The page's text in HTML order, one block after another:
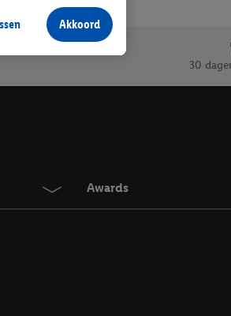
30
Awards
producten waarin je
te plaatsen
verschillende
kunnen worden
vergelijkbare
in te
Akkoord